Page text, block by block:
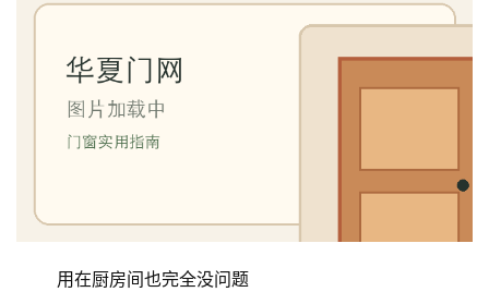
用在厨房间也完全没问题